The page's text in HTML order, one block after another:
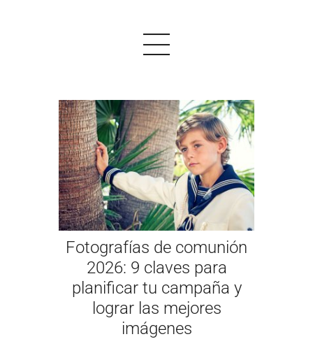
PRODUCTOS
EJEMPLOS
OPINIONES
PRECIOS
LOGIN
EMPEZAR AHORA
Fotografías de comunión
2026: 9 claves para
planificar tu campaña y
lograr las mejores
imágenes